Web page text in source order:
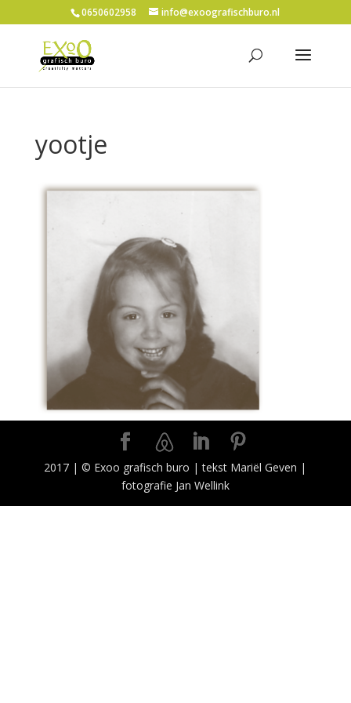
0650602958 info@exoografischburo.nl
yootje
2017 | © Exoo grafisch buro | tekst Mariël Geven |
fotografie Jan Wellink